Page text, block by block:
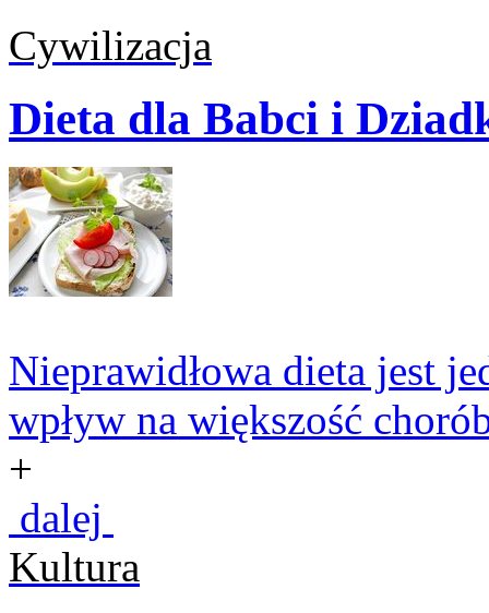
Cywilizacja
Dieta dla Babci i
Nieprawidłowa dieta jest
wpływ na większość
+
dalej
Kultura